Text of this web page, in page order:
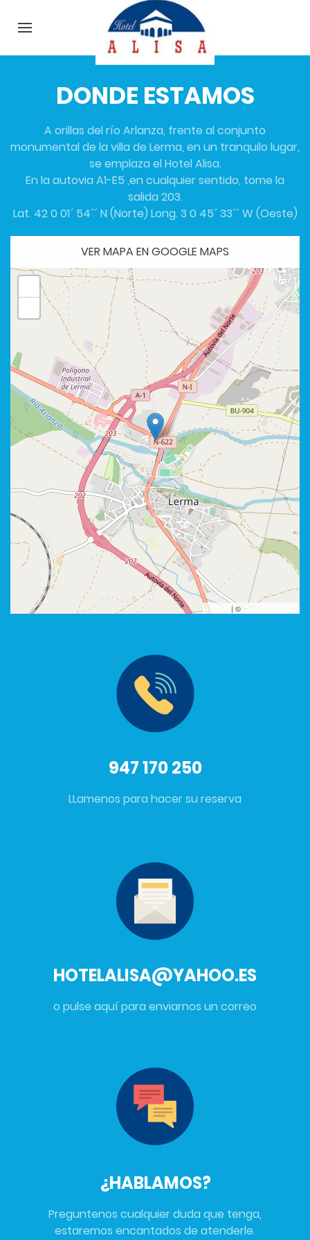
DONDE ESTAMOS
A orillas del río Arlanza, frente al conjunto
monumental de la villa de Lerma, en un tranquilo lugar,
se emplaza el Hotel Alisa.
En la autovia A1-E5 ,en cualquier sentido, tome la
salida 203.
Lat. 42 0 01´ 54´´ N (Norte) Long. 3 0 45´ 33´´ W (Oeste)
VER MAPA EN GOOGLE MAPS
Leaflet | © OpenStreetMap
947 170 250
LLamenos para hacer su reserva
HOTELALISA@YAHOO.ES
o pulse aquí para enviarnos un correo
¿HABLAMOS?
Preguntenos cualquier duda que tenga,
estaremos encantados de atenderle.